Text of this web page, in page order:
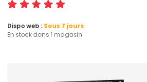
Dispo web : Sous 7 jours
En stock dans 1 magasin